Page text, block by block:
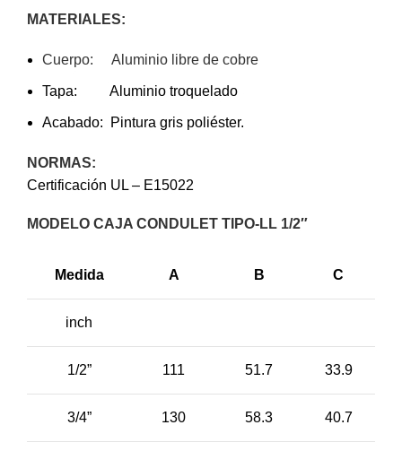
MATERIALES:
Cuerpo: Aluminio libre de cobre
Tapa: Aluminio troquelado
Acabado: Pintura gris poliéster.
NORMAS:
Certificación UL – E15022
MODELO CAJA CONDULET TIPO-LL 1/2″
Medida A B C
inch
1/2” 111 51.7 33.9
3/4” 130 58.3 40.7